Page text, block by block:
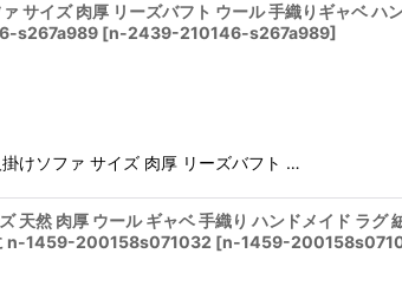
イズ 肉厚 リーズバフト ウール 手織りギャベ ハ
s267a989 [n-2439-210146-s267a989]
けソファ サイズ 肉厚 リーズバフト …
然 肉厚 ウール ギャベ 手織り ハンドメイド ラグ
に n-1459-200158s071032 [n-1459-